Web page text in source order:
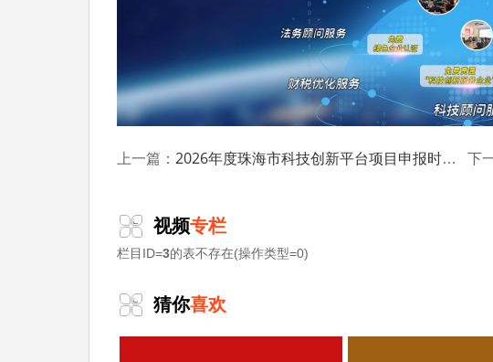
1.依托单位为在珠海市依法注册、具有独立法人资格
市外注册高校的在珠校区、市外注册三甲医院的在珠院区
2.申报单位建有专门研发机构，技术领域和研究方向明
(不含外观设计专利)、软件著作权等自主知识产权不少于3
3.申报单位具有较好的科研基础条件，拥有独立的科
4.工程中心拥有专职技术带头人和固定科研队伍，科研
研究生及以上学历)人员不少于3人，具有高级职称(或博士
6.企业类工程中心申报单位上年度主营业务收入不低
不低于5%，或不少于150万元。
上一篇： 2026年度珠海市科技创新平台项目申报时间、条件要求、补助奖励 下
视频专栏
栏目ID=3的表不存在(操作类型=0)
猜你喜欢